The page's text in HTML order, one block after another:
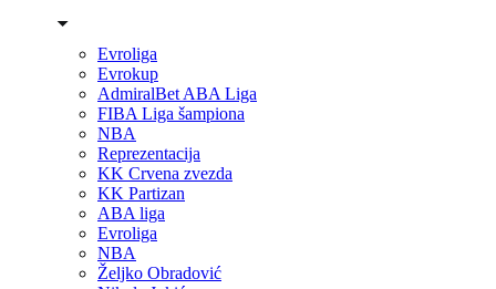
Evroliga
Evrokup
AdmiralBet ABA Liga
FIBA Liga šampiona
NBA
Reprezentacija
KK Crvena zvezda
KK Partizan
ABA liga
Evroliga
NBA
Željko Obradović